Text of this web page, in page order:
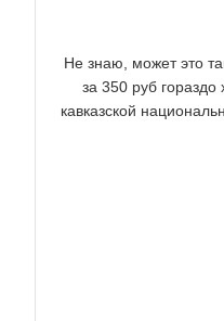
Не знаю, может это
за 350 руб
кавказской